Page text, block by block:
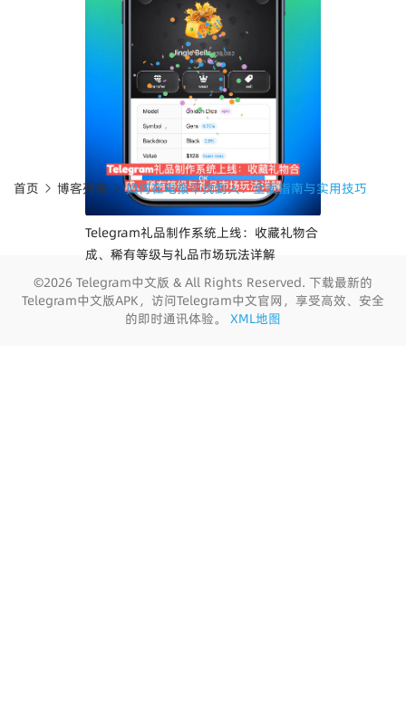
Telegram礼品制作系统上线：收藏礼物合
成、稀有等级与礼品市场玩法详解
首页 博客列表 如何在电报中找到人：全面指南与实用技巧
©2026 Telegram中文版 & All Rights Reserved. 下载最新的
Telegram中文版APK，访问Telegram中文官网，享受高效、安全
的即时通讯体验。 XML地图